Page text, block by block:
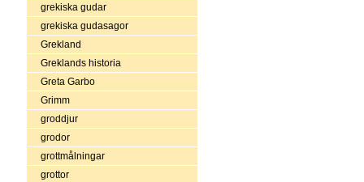
grekiska gudar
grekiska gudasagor
Grekland
Greklands historia
Greta Garbo
Grimm
groddjur
grodor
grottmålningar
grottor